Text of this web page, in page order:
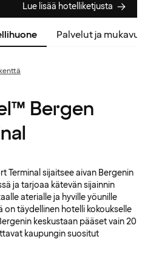
Lue lisää hotelliketjusta
Palvelut ja
Bergen
Terminal sijaitsee aivan Bergenin
ja tarjoaa kätevän sijainnin
aterialle ja hyville yöunille
on täydellinen hotelli kokoukselle
keskustaan pääset vain 20
kaupungin suositut